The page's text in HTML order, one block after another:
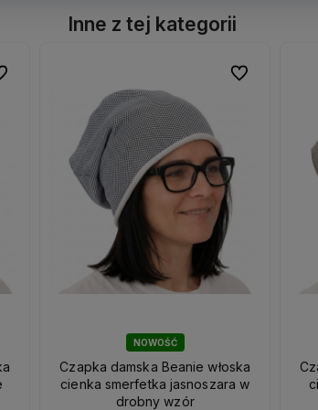
Inne z tej kategorii
ulubionych
ulubionych
NOWOŚĆ
Czapka damska Beanie włoska
cienka smerfetka jasnoszara w
drobny wzór
Do ulubionych
Do ulubionych